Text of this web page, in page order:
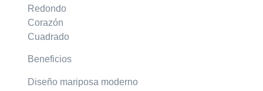
Redondo
Corazón
Cuadrado
Beneficios
Diseño mariposa moderno